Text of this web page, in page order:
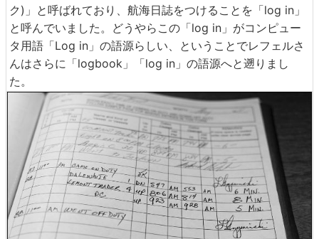
ク)」と呼ばれており、航海日誌をつけることを「log in」
と呼んでいました。どうやらこの「log in」がコンピュー
タ用語「Log in」の語源らしい、ということでレフェルさ
んはさらに「logbook」「log in」の語源へと遡りまし
た。